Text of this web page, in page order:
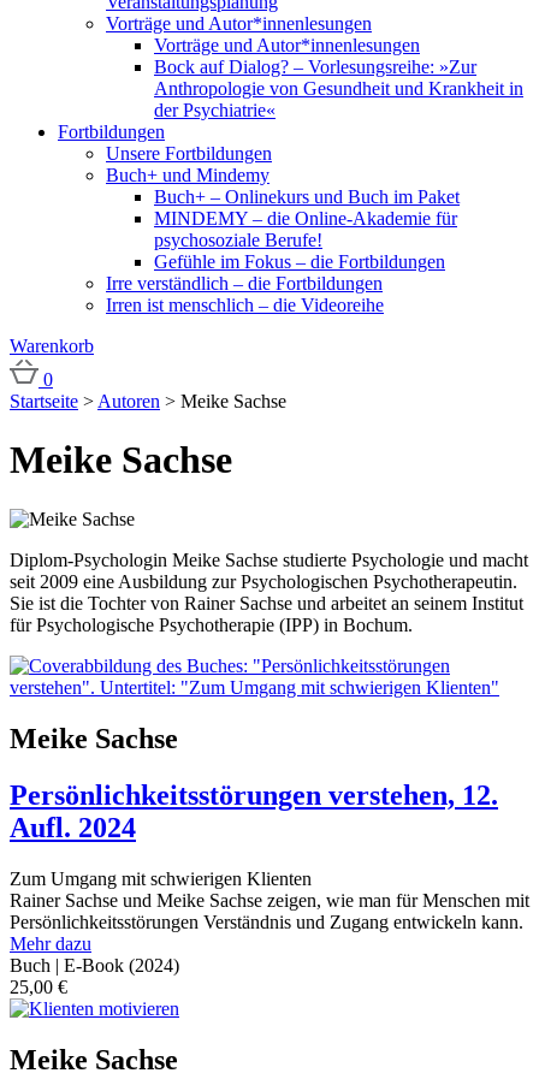
Vorträge und Autor*innenlesungen
Vorträge und Autor*innenlesungen
Bock auf Dialog? – Vorlesungsreihe: »Zur
Anthropologie von Gesundheit und Krankheit in
der Psychiatrie«
Fortbildungen
Unsere Fortbildungen
Buch+ und Mindemy
Buch+ – Onlinekurs und Buch im Paket
MINDEMY – die Online-Akademie für
psychosoziale Berufe!
Gefühle im Fokus – die Fortbildungen
Irre verständlich – die Fortbildungen
Irren ist menschlich – die Videoreihe
Warenkorb
0
Startseite > Autoren > Meike Sachse
Meike Sachse
Diplom-Psychologin Meike Sachse studierte Psychologie und macht
seit 2009 eine Ausbildung zur Psychologischen Psychotherapeutin.
Sie ist die Tochter von Rainer Sachse und arbeitet an seinem Institut
für Psychologische Psychotherapie (IPP) in Bochum.
Meike Sachse
Persönlichkeitsstörungen verstehen, 12.
Aufl. 2024
Zum Umgang mit schwierigen Klienten
Rainer Sachse und Meike Sachse zeigen, wie man für Menschen mit
Persönlichkeitsstörungen Verständnis und Zugang entwickeln kann.
Mehr dazu
Buch | E-Book (2024)
25,00 €
Meike Sachse